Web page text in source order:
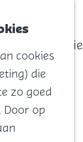
cookies
die
zo goed
op
Watersport
Eilandhistorie
Voor kids
Naar het
strand
Natuur
Cultuur en